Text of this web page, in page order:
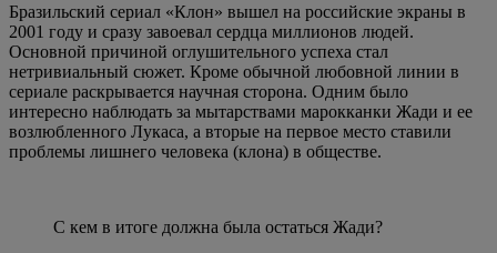
Бразильский сериал «Клон» вышел на российские экраны в
2001 году и сразу завоевал сердца миллионов людей.
Основной причиной оглушительного успеха стал
нетривиальный сюжет. Кроме обычной любовной линии в
сериале раскрывается научная сторона. Одним было
интересно наблюдать за мытарствами марокканки Жади и ее
возлюбленного Лукаса, а вторые на первое место ставили
проблемы лишнего человека (клона) в обществе.
С кем в итоге должна была остаться Жади?